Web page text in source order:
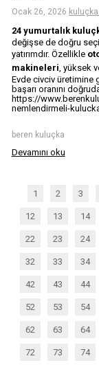
Ocak 26, 2026
24 yumurtalık
değişse de doğru
yatırımdır. Özellikle
makineleri, yüksek
Evde civciv üretimine
başarı oranını
https://
nemlendirmeli-
beren kuluçka
Devamını oku
1 2 3
12 13 14
22 23 24
32 33 34
42 43 44
52 53 54
62 63 64
72 73 74